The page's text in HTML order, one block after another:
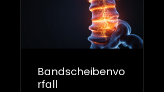
Bandscheibenvo
rfall